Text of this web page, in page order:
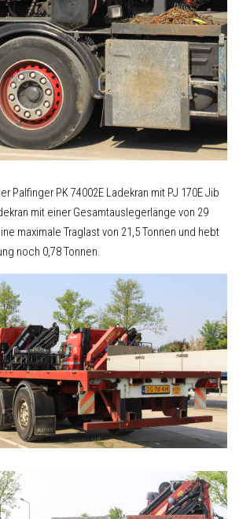
Palfinger PK 74002E Ladekran mit PJ 170E Jib
mit einer Gesamtauslegerlänge von 29
maximale Traglast von 21,5 Tonnen und hebt
noch 0,78 Tonnen.